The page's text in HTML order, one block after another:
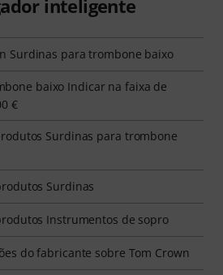
inteligente
Surdinas para trombone baixo
baixo Indicar na faixa de
€
Surdinas para trombone
Surdinas
Instrumentos de sopro
do fabricante sobre Tom Crown